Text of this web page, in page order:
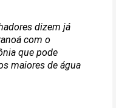
dizem já
com o
que pode
maiores de água